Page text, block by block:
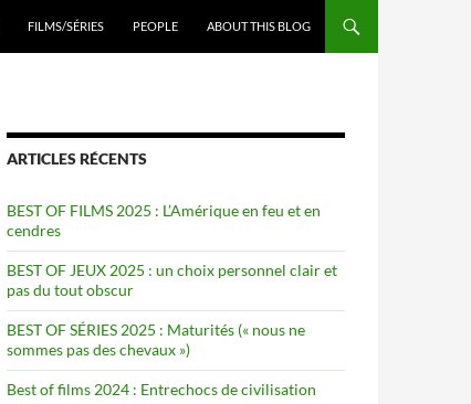
FILMS/SÉRIES PEOPLE ABOUT THIS BLOG
ARTICLES RÉCENTS
BEST OF FILMS 2025 : L’Amérique en feu et en
cendres
BEST OF JEUX 2025 : un choix personnel clair et
pas du tout obscur
BEST OF SÉRIES 2025 : Maturités (« nous ne
sommes pas des chevaux »)
Best of films 2024 : Entrechocs de civilisation